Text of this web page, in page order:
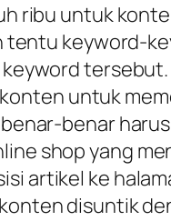
ribu untuk
tentu keyword-
untuk
benar
shop yang
artikel ke
disuntik